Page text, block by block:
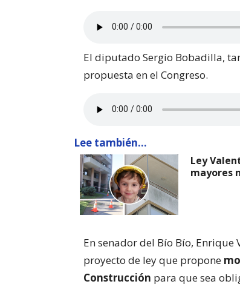
El diputado Sergio Bobadilla,
propuesta en el Congreso.
Lee también...
Ley
mayores
En senador del Bío Bío,
proyecto de ley que propone
Construcción para que sea